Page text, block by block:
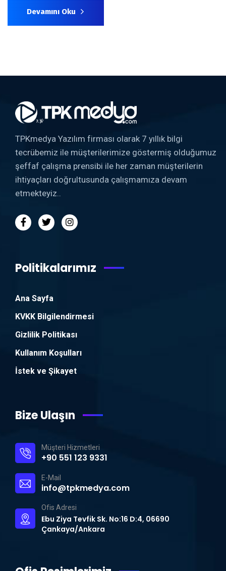
Devamını Oku
TPKmedya Yazılım firması olarak 7 yıllık bilgi
tecrübemiz ile müşterilerimize göstermiş olduğumuz
şeffaf çalışma prensibi ile her zaman müşterilerin
ihtiyaçları doğrultusunda çalışmamıza devam
etmekteyiz..
Politikalarımız
Ana Sayfa
KVKK Bilgilendirmesi
Gizlilik Politikası
Kullanım Koşulları
İstek ve Şikayet
Bize Ulaşın
Müşteri Hizmetleri
+90 551 123 9331
E-Mail
info@tpkmedya.com
Ofis Adresi
Ebu Ziya Tevfik Sk. No:16 D:4, 06690
Çankaya/Ankara